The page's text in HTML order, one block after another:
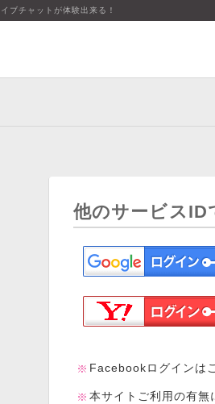
ブチャットが体験出来る！
他のサービスID
Facebookログインは
本サイトご利用の有無